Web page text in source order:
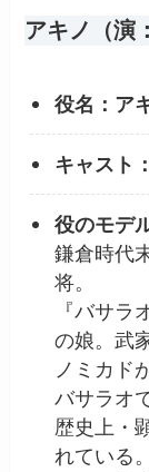
アキノ（演
役名：ア
キャスト
役のモデ
鎌倉時代
将。
『バサラ
の娘。武
ノミカド
バサラオ
歴史上・
れている。